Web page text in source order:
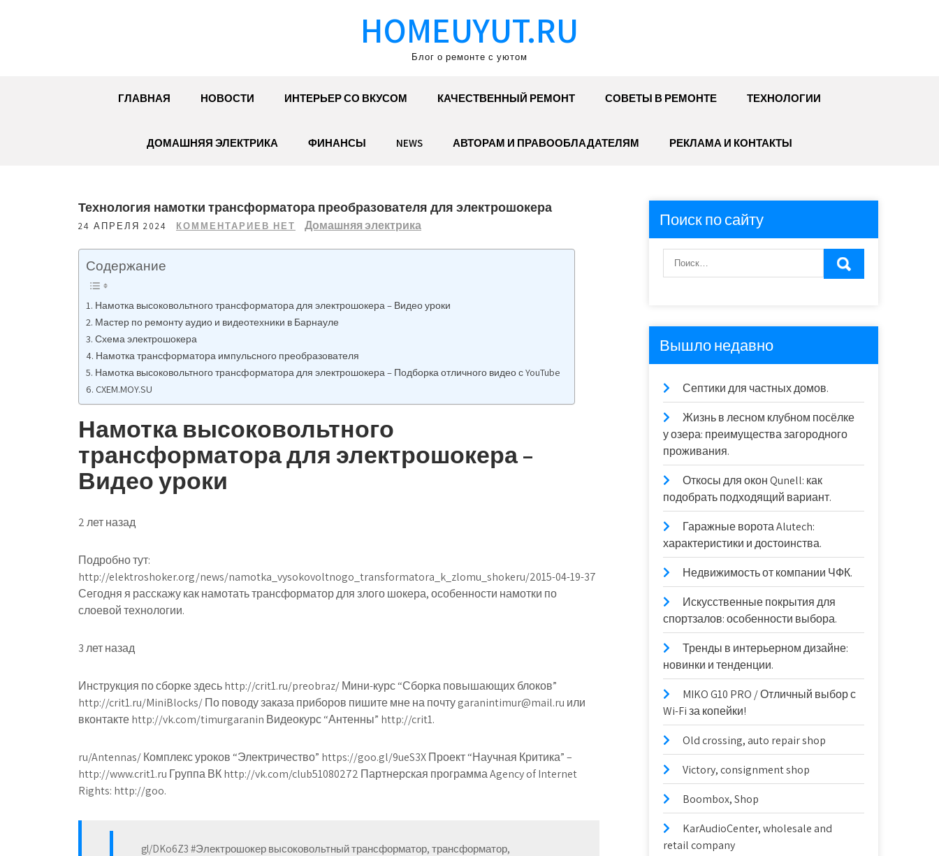
HOMEUYUT.RU
Блог о ремонте с уютом
ГЛАВНАЯ НОВОСТИ ИНТЕРЬЕР СО ВКУСОМ КАЧЕСТВЕННЫЙ РЕМОНТ СОВЕТЫ В РЕМОНТЕ ТЕХНОЛОГИИ
ДОМАШНЯЯ ЭЛЕКТРИКА ФИНАНСЫ NEWS АВТОРАМ И ПРАВООБЛАДАТЕЛЯМ РЕКЛАМА И КОНТАКТЫ
Технология намотки трансформатора преобразователя для электрошокера
24 АПРЕЛЯ 2024 КОММЕНТАРИЕВ НЕТ Домашняя электрика
Содержание
Намотка высоковольтного трансформатора для электрошокера – Видео уроки
Мастер по ремонту аудио и видеотехники в Барнауле
Схема электрошокера
Намотка трансформатора импульсного преобразователя
Намотка высоковольтного трансформатора для электрошокера – Подборка отличного видео с YouTube
CXEM.MOY.SU
Намотка высоковольтного
трансформатора для электрошокера –
Видео уроки
2 лет назад
Подробно тут:
http://elektroshoker.org/news/namotka_vysokovoltnogo_transformatora_k_zlomu_shokeru/2015-04-19-37
Сегодня я расскажу как намотать трансформатор для злого шокера, особенности намотки по
слоевой технологии.
3 лет назад
Инструкция по сборке здесь http://crit1.ru/preobraz/ Мини-курс “Сборка повышающих блоков”
http://crit1.ru/MiniBlocks/ По поводу заказа приборов пишите мне на почту garanintimur@mail.ru или
вконтакте http://vk.com/timurgaranin Видеокурс “Антенны” http://crit1.
ru/Antennas/ Комплекс уроков “Электричество” https://goo.gl/9ueS3X Проект “Научная Критика” –
http://www.crit1.ru Группа ВК http://vk.com/club51080272 Партнерская программа Agency of Internet
Rights: http://goo.
gl/DKo6Z3 #Электрошокер высоковольтный трансформатор, трансформатор,
Поиск по сайту
Вышло недавно
Септики для частных домов.
Жизнь в лесном клубном посёлке
у озера: преимущества загородного
проживания.
Откосы для окон Qunell: как
подобрать подходящий вариант.
Гаражные ворота Alutech:
характеристики и достоинства.
Недвижимость от компании ЧФК.
Искусственные покрытия для
спортзалов: особенности выбора.
Тренды в интерьерном дизайне:
новинки и тенденции.
MIKO G10 PRO / Отличный выбор с
Wi-Fi за копейки!
Old crossing, auto repair shop
Victory, consignment shop
Boombox, Shop
KarAudioCenter, wholesale and
retail company